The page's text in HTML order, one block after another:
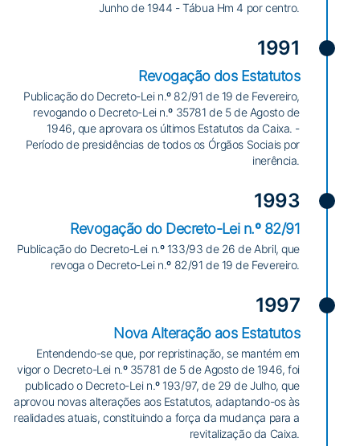
Junho de 1944 - Tábua Hm 4 por centro.
1991
Revogação dos Estatutos
Publicação do Decreto-Lei n.º 82/91 de 19 de Fevereiro,
revogando o Decreto-Lei n.º 35781 de 5 de Agosto de
1946, que aprovara os últimos Estatutos da Caixa. -
Período de presidências de todos os Órgãos Sociais por
inerência.
1993
Revogação do Decreto-Lei n.º 82/91
Publicação do Decreto-Lei n.º 133/93 de 26 de Abril, que
revoga o Decreto-Lei n.º 82/91 de 19 de Fevereiro.
1997
Nova Alteração aos Estatutos
Entendendo-se que, por repristinação, se mantém em
vigor o Decreto-Lei n.º 35781 de 5 de Agosto de 1946, foi
publicado o Decreto-Lei n.º 193/97, de 29 de Julho, que
aprovou novas alterações aos Estatutos, adaptando-os às
realidades atuais, constituindo a força da mudança para a
revitalização da Caixa.